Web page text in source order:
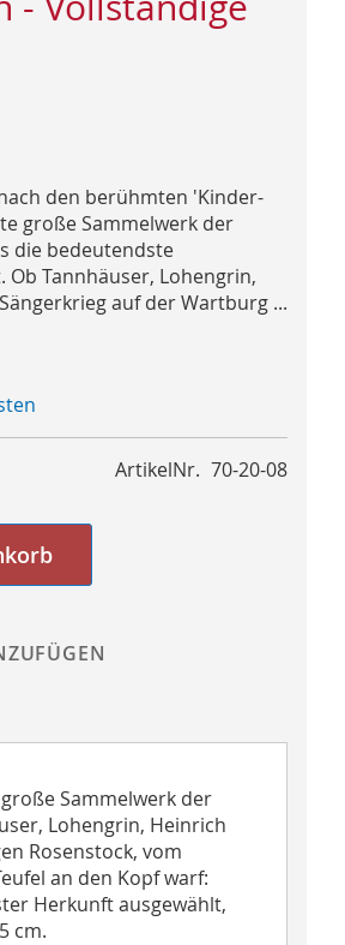
den berühmten 'Kinder-
große Sammelwerk der
die bedeutendste
Tannhäuser, Lohengrin,
auf der Wartburg ...
ArtikelNr. 70-20-08
Sammelwerk der
Lohengrin, Heinrich
Rosenstock, vom
an den Kopf warf:
Herkunft ausgewählt,
cm.